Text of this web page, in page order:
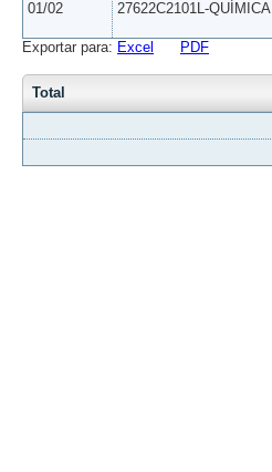
01/02 27622C2101L-
Exportar para: Excel PDF
Total